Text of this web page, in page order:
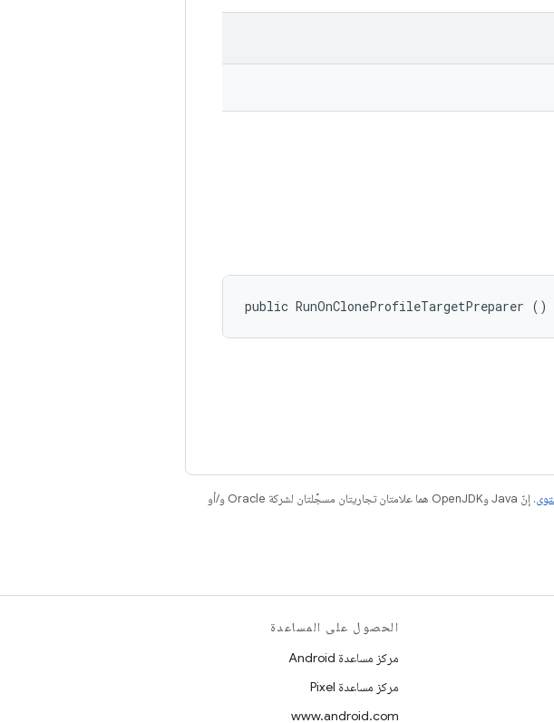
public RunOnCloneProfileTargetPreparer ()
. إنّ Java وOpenJDK هما علامتان تجاريتان مسجَّلتان لشركة Oracle و/أو
الحصول على المساعدة
مركز مساعدة Android
مركز مساعدة Pixel
www.android.com